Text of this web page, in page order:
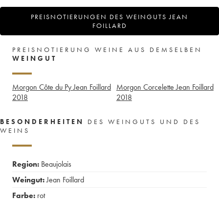
PREISNOTIERUNGEN DES WEINGUTS JEAN
FOILLARD
PREISNOTIERUNG WEINE AUS DEMSELBEN
WEINGUT
Morgon Côte du Py Jean Foillard
2018
Morgon Corcelette Jean Foillard
2018
BESONDERHEITEN
DES WEINGUTS UND DES
WEINS
Region: Beaujolais
Weingut:Jean Foillard
Farbe: rot